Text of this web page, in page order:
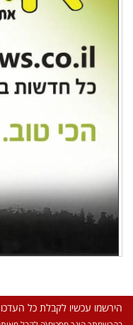
הירשמו עכשיו לקבלת כל